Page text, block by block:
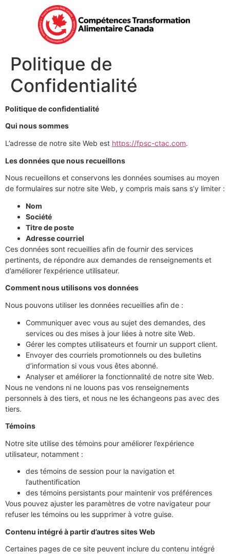
Politique de
Confidentialité
Politique de confidentialité
Qui nous sommes
L’adresse de notre site Web est https://fpsc-ctac.com.
Les données que nous recueillons
Nous recueillons et conservons les données soumises au moyen
de formulaires sur notre site Web, y compris mais sans s’y limiter :
Nom
Société
Titre de poste
Adresse courriel
Ces données sont recueillies afin de fournir des services
pertinents, de répondre aux demandes de renseignements et
d’améliorer l’expérience utilisateur.
Comment nous utilisons vos données
Nous pouvons utiliser les données recueillies afin de :
Communiquer avec vous au sujet des demandes, des
services ou des mises à jour liées à notre site Web.
Gérer les comptes utilisateurs et fournir un support client.
Envoyer des courriels promotionnels ou des bulletins
d’information si vous vous êtes abonné.
Analyser et améliorer la fonctionnalité de notre site Web.
Nous ne vendons ni ne louons pas vos renseignements
personnels à des tiers, et nous ne les échangeons pas avec des
tiers.
Témoins
Notre site utilise des témoins pour améliorer l’expérience
utilisateur, notamment :
des témoins de session pour la navigation et
l’authentification
des témoins persistants pour maintenir vos préférences
Vous pouvez ajuster les paramètres de votre navigateur pour
refuser les témoins ou les supprimer à votre guise.
Contenu intégré à partir d’autres sites Web
Certaines pages de ce site peuvent inclure du contenu intégré